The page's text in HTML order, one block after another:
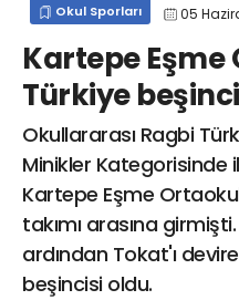
Okul Sporları 05
Kartepe
Türkiye
Okullararası Ragbi
Minikler Kategorisinde
Kartepe Eşme
takımı arasına
ardından Tokat'ı
beşincisi oldu.